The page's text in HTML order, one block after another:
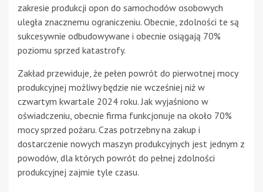
zakresie produkcji opon do samochodów osobowych
uległa znacznemu ograniczeniu. Obecnie, zdolności te są
sukcesywnie odbudowywane i obecnie osiągają 70%
poziomu sprzed katastrofy.
Zakład przewiduje, że pełen powrót do pierwotnej mocy
produkcyjnej możliwy będzie nie wcześniej niż w
czwartym kwartale 2024 roku. Jak wyjaśniono w
oświadczeniu, obecnie firma funkcjonuje na około 70%
mocy sprzed pożaru. Czas potrzebny na zakup i
dostarczenie nowych maszyn produkcyjnych jest jednym z
powodów, dla których powrót do pełnej zdolności
produkcyjnej zajmie tyle czasu.